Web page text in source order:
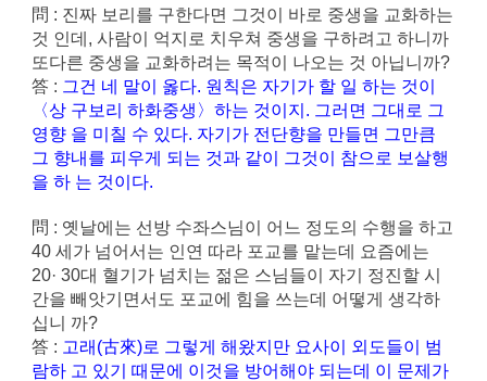
問 : 진짜 보리를 구한다면 그것이 바로 중생을 교화하는
것 인데, 사람이 억지로 치우쳐 중생을 구하려고 하니까
또다른 중생을 교화하려는 목적이 나오는 것 아닙니까?
答 : 그건 네 말이 옳다. 원칙은 자기가 할 일 하는 것이
〈상 구보리 하화중생〉하는 것이지. 그러면 그대로 그
영향 을 미칠 수 있다. 자기가 전단향을 만들면 그만큼
그 향내를 피우게 되는 것과 같이 그것이 참으로 보살행
을 하 는 것이다.
問 : 옛날에는 선방 수좌스님이 어느 정도의 수행을 하고
40 세가 넘어서는 인연 따라 포교를 맡는데 요즘에는
20· 30대 혈기가 넘치는 젊은 스님들이 자기 정진할 시
간을 빼앗기면서도 포교에 힘을 쓰는데 어떻게 생각하
십니 까?
答 : 고래(古來)로 그렇게 해왔지만 요사이 외도들이 범
람하 고 있기 때문에 이것을 방어해야 되는데 이 문제가